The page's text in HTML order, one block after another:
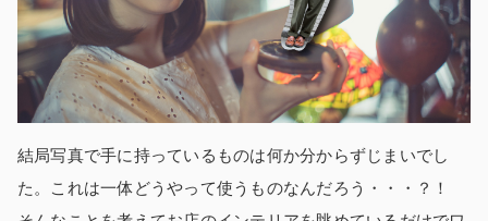
結局写真で手に持っているものは何か分からずじまいでし
た。これは一体どうやって使うものなんだろう・・・？！